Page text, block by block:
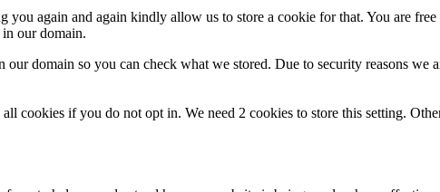
again and again kindly allow us to store a cookie for that. You are
our domain.
domain so you can check what we stored. Due to security reasons we
cookies if you do not opt in. We need 2 cookies to store this setting.